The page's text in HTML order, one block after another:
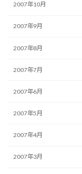
2007年10月
2007年9月
2007年8月
2007年7月
2007年6月
2007年5月
2007年4月
2007年3月